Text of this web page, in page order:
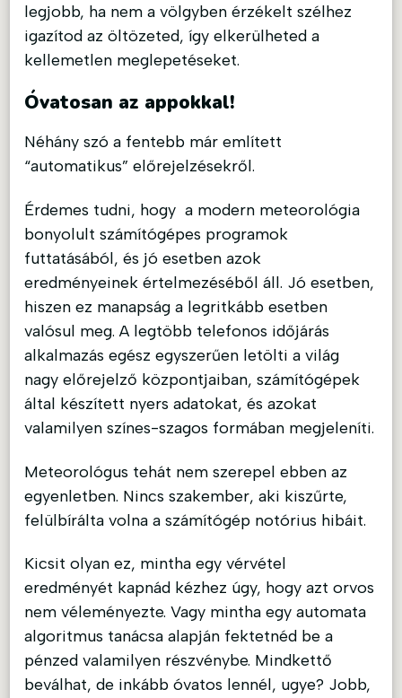
legjobb, ha nem a völgyben érzékelt szélhez
igazítod az öltözeted, így elkerülheted a
kellemetlen meglepetéseket.
Óvatosan az appokkal!
Néhány szó a fentebb már említett
“automatikus” előrejelzésekről.
Érdemes tudni, hogy a modern meteorológia
bonyolult számítógépes programok
futtatásából, és jó esetben azok
eredményeinek értelmezéséből áll. Jó esetben,
hiszen ez manapság a legritkább esetben
valósul meg. A legtöbb telefonos időjárás
alkalmazás egész egyszerűen letölti a világ
nagy előrejelző központjaiban, számítógépek
által készített nyers adatokat, és azokat
valamilyen színes-szagos formában megjeleníti.
Meteorológus tehát nem szerepel ebben az
egyenletben. Nincs szakember, aki kiszűrte,
felülbírálta volna a számítógép notórius hibáit.
Kicsit olyan ez, mintha egy vérvétel
eredményét kapnád kézhez úgy, hogy azt orvos
nem véleményezte. Vagy mintha egy automata
algoritmus tanácsa alapján fektetnéd be a
pénzed valamilyen részvénybe. Mindkettő
beválhat, de inkább óvatos lennél, ugye? Jobb,